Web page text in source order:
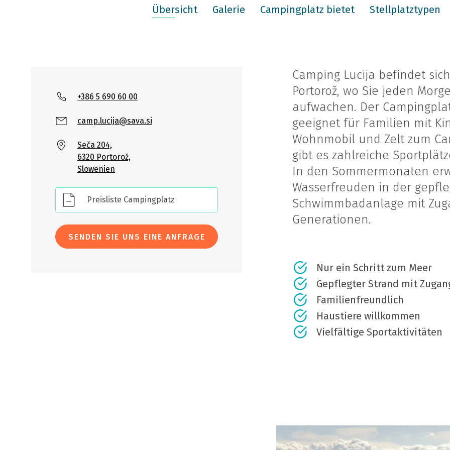
Übersicht Galerie Campingplatz bietet Stellplatztypen
Camping Lucija befindet
Portorož, wo Sie jeden
aufwachen. Der
geeignet für Familien mit
Wohnmobil und Zelt zum
gibt es zahlreiche
In den Sommermonaten
Wasserfreuden in der
Schwimmbadanlage mit
Generationen.
Nur ein Schritt zum Meer
Gepflegter Strand mit
Familienfreundlich
Haustiere willkommen
Vielfältige Sportaktivitäten
+386 5 690 60 00
camp.lucija@sava.si
Seča 204,
6320 Portorož,
Slowenien
Preisliste Campingplatz
SENDEN SIE UNS EINE ANFRAGE